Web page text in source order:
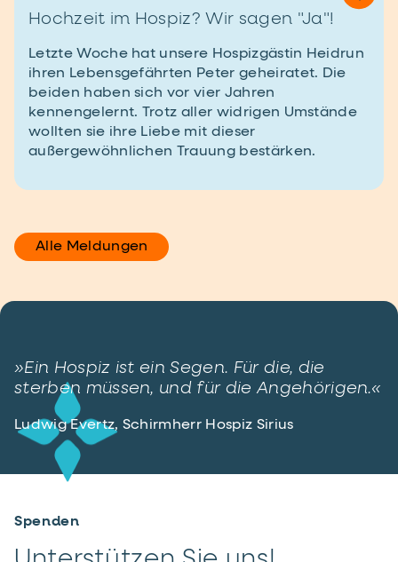
Hochzeit im Hospiz? Wir sagen "Ja"!
Letzte Woche hat unsere Hospizgästin Heidrun
ihren Lebensgefährten Peter geheiratet. Die
beiden haben sich vor vier Jahren
kennengelernt. Trotz aller widrigen Umstände
wollten sie ihre Liebe mit dieser
außergewöhnlichen Trauung bestärken.
Alle Meldungen
»Ein Hospiz ist ein Segen. Für die, die
sterben müssen, und für die Angehörigen.«
Ludwig Evertz, Schirmherr Hospiz Sirius
Spenden